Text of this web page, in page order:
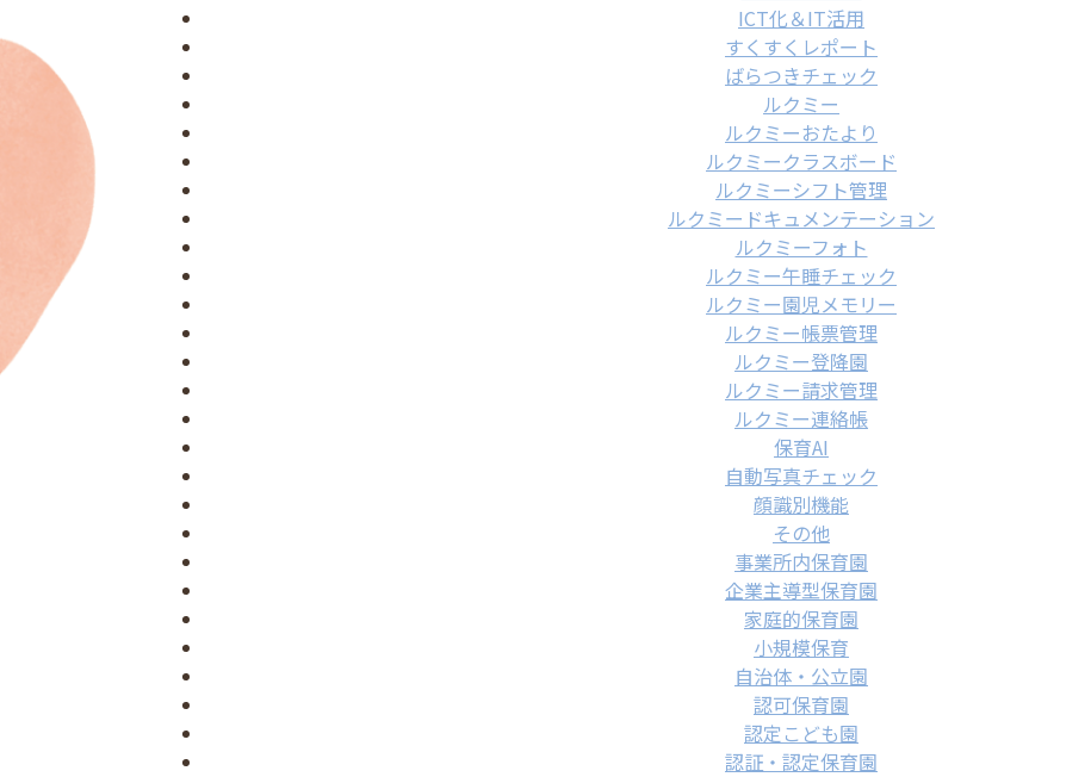
ICT化＆IT活用
すくすくレポート
ばらつきチェック
ルクミー
ルクミーおたより
ルクミークラスボード
ルクミーシフト管理
ルクミードキュメンテーション
ルクミーフォト
ルクミー午睡チェック
ルクミー園児メモリー
ルクミー帳票管理
ルクミー登降園
ルクミー請求管理
ルクミー連絡帳
保育AI
自動写真チェック
顔識別機能
その他
事業所内保育園
企業主導型保育園
家庭的保育園
小規模保育
自治体・公立園
認可保育園
認定こども園
認証・認定保育園